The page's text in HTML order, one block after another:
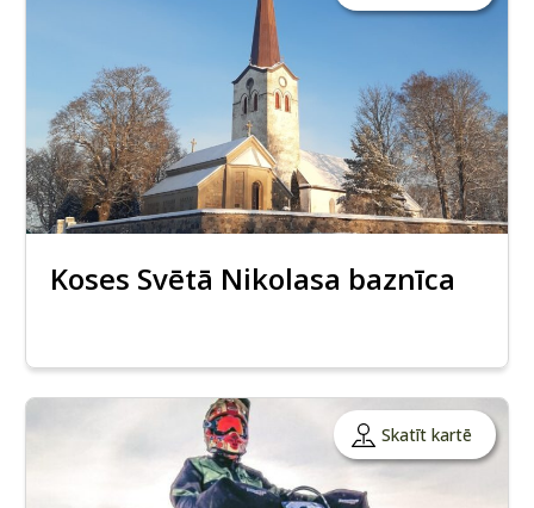
Koses Svētā Nikolasa baznīca
Skatīt kartē